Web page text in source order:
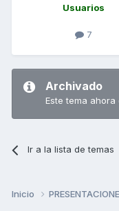
Usuarios
7
Archivado
Este tema
Ir a la lista de temas
Inicio